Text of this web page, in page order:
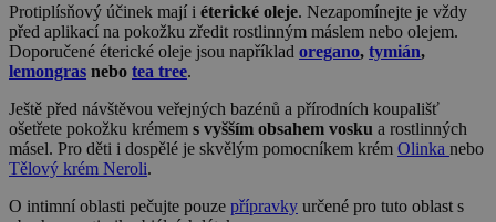
Protiplísňový účinek mají i éterické oleje. Nezapomínejte je vždy
před aplikací na pokožku zředit rostlinným máslem nebo olejem.
Doporučené éterické oleje jsou například oregano, tymián,
lemongras nebo tea tree.
Ještě před návštěvou veřejných bazénů a přírodních koupališť
ošetřete pokožku krémem s vyšším obsahem vosku a rostlinných
másel. Pro děti i dospělé je skvělým pomocníkem krém Olinka nebo
Tělový krém Neroli.
O intimní oblasti pečujte pouze přípravky určené pro tuto oblast s